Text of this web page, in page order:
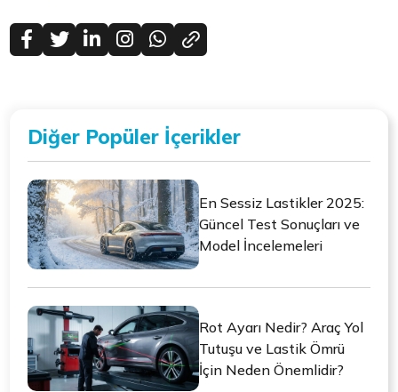
Diğer Popüler İçerikler
En Sessiz Lastikler 2025:
Güncel Test Sonuçları ve
Model İncelemeleri
Rot Ayarı Nedir? Araç Yol
Tutuşu ve Lastik Ömrü
İçin Neden Önemlidir?